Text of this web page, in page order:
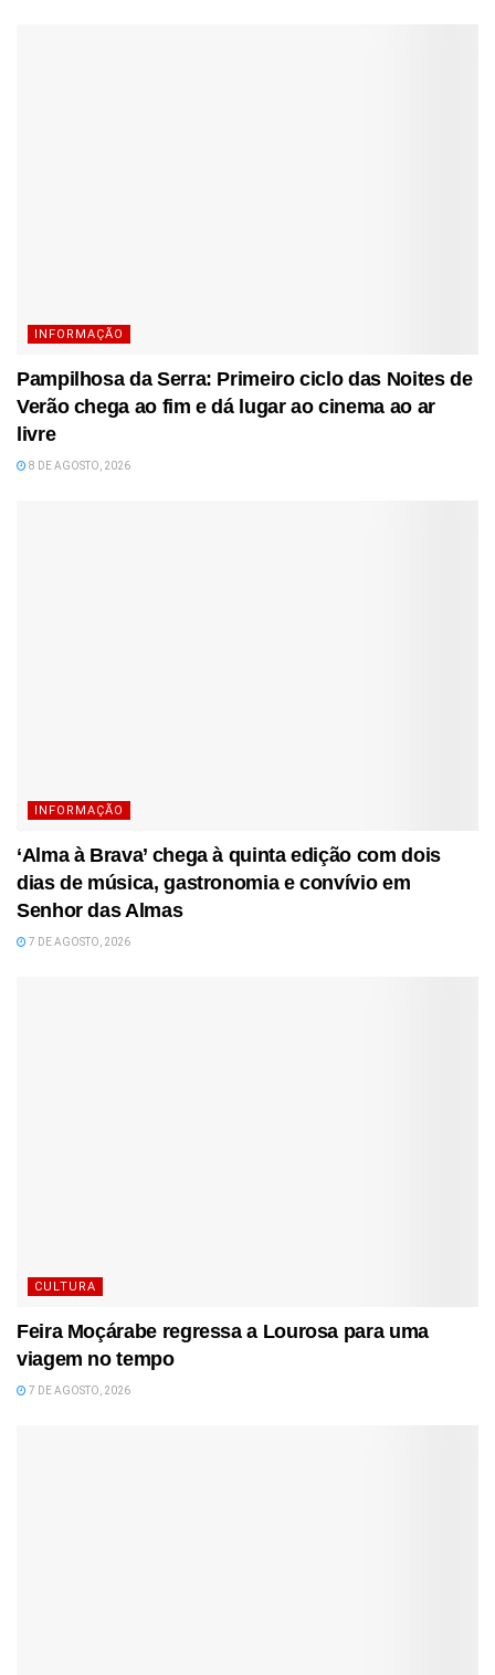
INFORMAÇÃO
Pampilhosa da Serra: Primeiro ciclo das Noites de
Verão chega ao fim e dá lugar ao cinema ao ar
livre
8 DE AGOSTO, 2026
INFORMAÇÃO
‘Alma à Brava’ chega à quinta edição com dois
dias de música, gastronomia e convívio em
Senhor das Almas
7 DE AGOSTO, 2026
CULTURA
Feira Moçárabe regressa a Lourosa para uma
viagem no tempo
7 DE AGOSTO, 2026